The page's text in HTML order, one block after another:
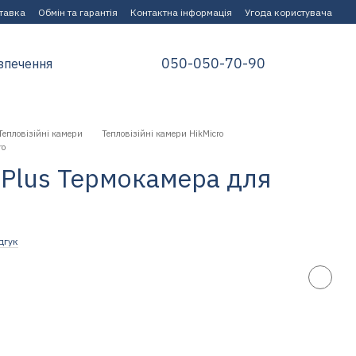
Обмін та гарантія Контактна інформація Угода користувача
050-050-70-90
камери
Тепловізійні камери HikMicro
Термокамера для